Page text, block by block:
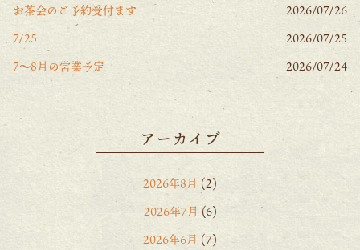
お茶会のご予約受付ます
2026/07/26
7/25
2026/07/25
7〜8月の営業予定
2026/07/24
アーカイブ
2026年8月 (2)
2026年7月 (6)
2026年6月 (7)